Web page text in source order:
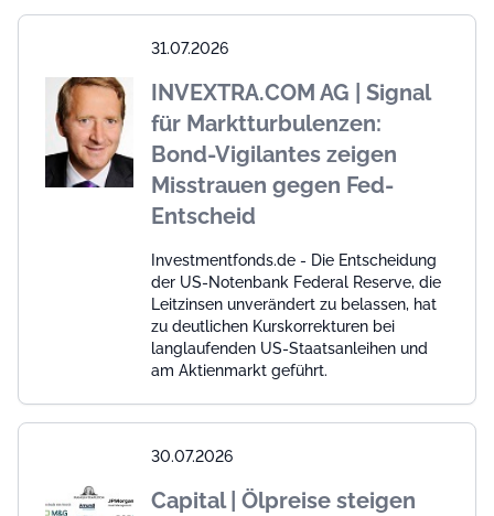
31.07.2026
INVEXTRA.COM AG | Signal
für Marktturbulenzen:
Bond-Vigilantes zeigen
Misstrauen gegen Fed-
Entscheid
Investmentfonds.de - Die Entscheidung
der US-Notenbank Federal Reserve, die
Leitzinsen unverändert zu belassen, hat
zu deutlichen Kurskorrekturen bei
langlaufenden US-Staatsanleihen und
am Aktienmarkt geführt.
30.07.2026
Capital | Ölpreise steigen